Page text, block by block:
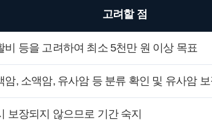
고려할 점
비 등을 고려하여 최소 5천만 원 이상 목표
암, 소액암, 유사암 등 분류 확인 및 유사암
보장되지 않으므로 기간 숙지